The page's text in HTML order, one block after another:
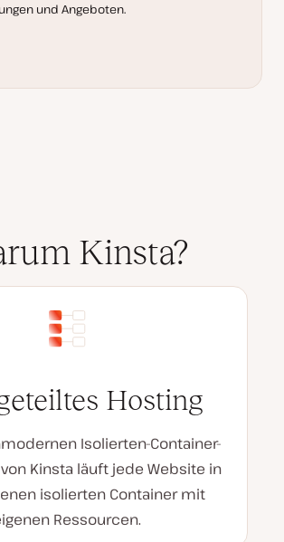
und Angeboten.
Kinsta?
Hosting
Isolierten-Container-
Kinsta läuft jede Website in
isolierten Container mit
Ressourcen.